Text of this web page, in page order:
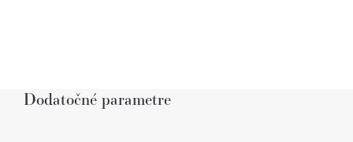
Dodatočné parametre